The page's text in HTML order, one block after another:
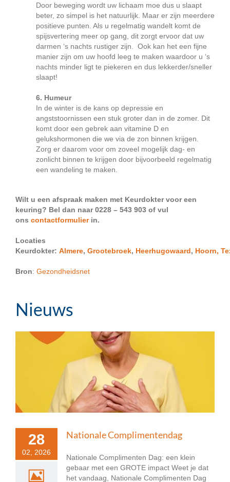
Door beweging wordt uw lichaam moe dus u slaapt
beter, zo simpel is het natuurlijk. Maar er zijn meerdere
positieve punten. Als u regelmatig wandelt komt de
spijsvertering meer op gang, dit zorgt ervoor dat uw
darmen ‘s nachts rustiger zijn. Ook kan het een fijne
manier zijn om uw hoofd leeg te maken waardoor u ‘s
nachts minder ligt te piekeren en dus lekkerder/sneller
slaapt!
6. Humeur
In de winter is de kans op depressie en
angststoornissen een stuk groter dan in de zomer. Dit
komt door een gebrek aan vitamine D en
gelukshormonen die we via de zon binnen krijgen.
Zorg er daarom voor om zoveel mogelijk dag- en
zonlicht binnen te krijgen door bijvoorbeeld regelmatig
een wandeling te maken.
Wilt u een afspraak maken met Keurdokter voor een
keuring? Bel dan naar 0228 – 543 903 of vul
ons contactformulierin.
Locaties
Keurdokter: Almere, Grootebroek, Heerhugowaard, Hoorn,
Bron: Gezondheidsnet
Nieuws
28
02, 2026
Nationale Complimentendag
Nationale Complimenten Dag: een klein
gebaar met een GROTE impact Weet je dat
het vandaag, Nationale Complimenten Dag